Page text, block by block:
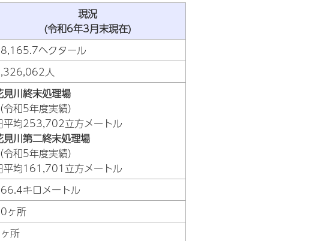
現況
(令和6年3月末現在)
ヘクタール
人
見川終末処理場
（令和5年度実績）
平均253,702立方メートル
見川第二終末処理場
（令和5年度実績）
平均161,701立方メートル
キロメートル
ヶ所
所